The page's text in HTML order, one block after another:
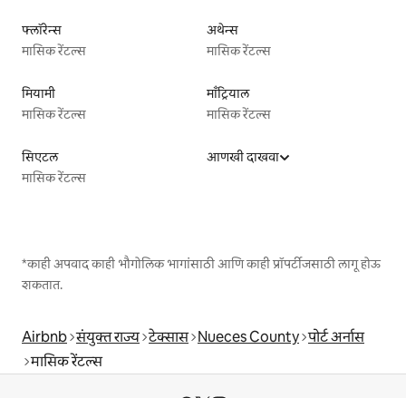
फ्लॉरेन्स
मासिक रेंटल्स
अथेन्स
मासिक रेंटल्स
मियामी
मासिक रेंटल्स
माँट्रियाल
मासिक रेंटल्स
सिएटल
मासिक रेंटल्स
आणखी दाखवा
*काही अपवाद काही भौगोलिक भागांसाठी आणि काही प्रॉपर्टीजसाठी लागू होऊ
शकतात.
Airbnb संयुक्त राज्य टेक्सास Nueces County पोर्ट अर्नास
मासिक रेंटल्स